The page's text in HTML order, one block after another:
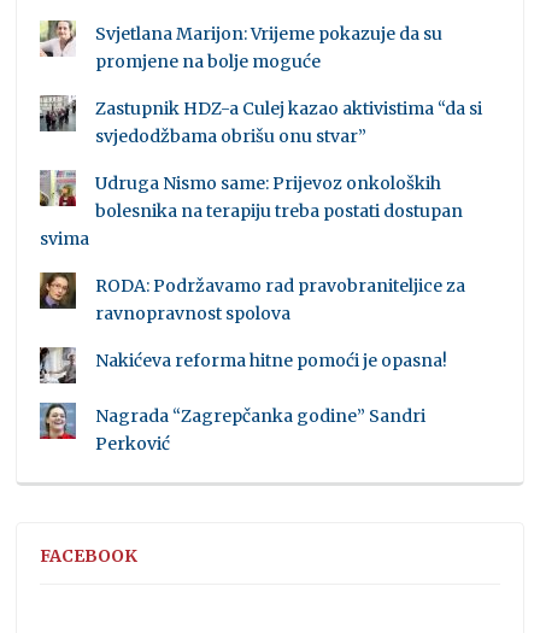
Svjetlana Marijon: Vrijeme pokazuje da su
promjene na bolje moguće
Zastupnik HDZ-a Culej kazao aktivistima “da si
svjedodžbama obrišu onu stvar”
Udruga Nismo same: Prijevoz onkoloških
bolesnika na terapiju treba postati dostupan
svima
RODA: Podržavamo rad pravobraniteljice za
ravnopravnost spolova
Nakićeva reforma hitne pomoći je opasna!
Nagrada “Zagrepčanka godine” Sandri
Perković
FACEBOOK